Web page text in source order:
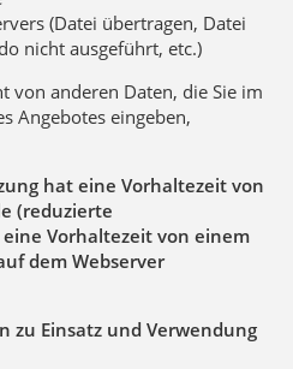
(Datei übertragen, Datei
nicht ausgeführt, etc.)
von anderen Daten, die Sie im
Angebotes eingeben,
hat eine Vorhaltezeit von
(reduzierte
Vorhaltezeit von einem
dem Webserver
zu Einsatz und Verwendung